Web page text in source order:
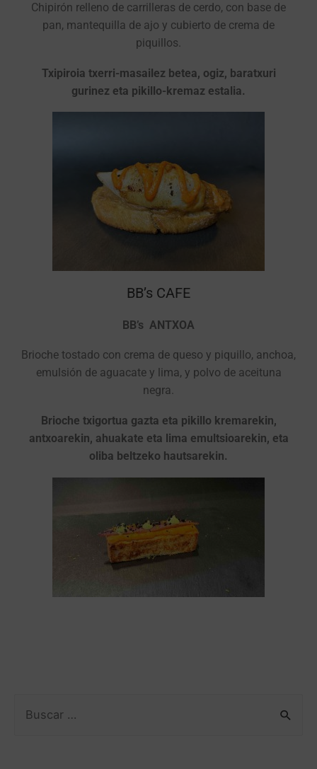
Chipirón relleno de carrilleras de cerdo, con base de
pan, mantequilla de ajo y cubierto de crema de
piquillos.
Txipiroia txerri-masailez betea, ogiz, baratxuri
gurinez eta pikillo-kremaz estalia.
BB’s CAFE
BB’s ANTXOA
Brioche tostado con crema de queso y piquillo, anchoa,
emulsión de aguacate y lima, y polvo de aceituna
negra.
Brioche txigortua gazta eta pikillo kremarekin,
antxoarekin, ahuakate eta lima emultsioarekin, eta
oliba beltzeko hautsarekin.